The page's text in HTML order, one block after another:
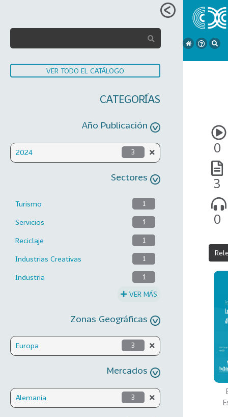
VER TODO EL CATÁLOGO
CATEGORÍAS
Año Publicación
2024 3
Sectores
Turismo 1
Servicios 1
Reciclaje 1
Industrias Creativas 1
Industria 1
VER MÁS
Zonas Geográficas
Europa 3
Mercados
Alemania 3
0
3
0